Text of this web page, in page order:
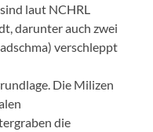
laut NCHRL
darunter auch zwei
verschleppt
Die Milizen
die